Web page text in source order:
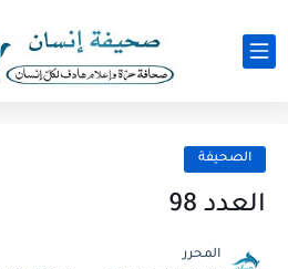
الصحيفة
العدد 98
المحرر